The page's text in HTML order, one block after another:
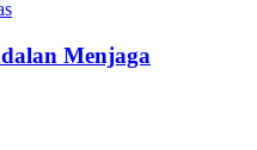
Menjaga